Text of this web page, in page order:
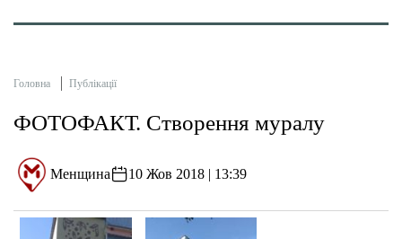
Головна Публікації
ФОТОФАКТ. Створення муралу
Менщина 10 Жов 2018 | 13:39